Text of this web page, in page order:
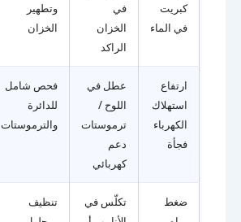
كبريت
في الماء
في
الخزان
الراكد
وتطهير
الخزان
ارتفاع
استهلاك
الكهرباء
فجأة
عطل في
اللوح /
ترموستات
دعم
كهربائي
فحص شامل
للدائرة
والترموستات
ضغط
تكلّس في
تنظيف